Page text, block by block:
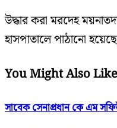
উদ্ধার করা মরদেহ
হাসপাতালে পাঠানো
You Might Also Like
সাবেক সেনাপ্রধান কে এম